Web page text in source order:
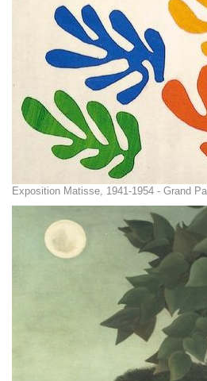
Exposition Matisse, 1941-1954 - Grand